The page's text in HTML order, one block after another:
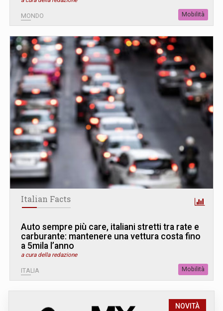
MONDO Mobilità
Italian Facts
Auto sempre più care, italiani stretti tra rate e
carburante: mantenere una vettura costa fino
a 5mila l’anno
a cura della redazione
ITALIA Mobilità
NOVITÀ